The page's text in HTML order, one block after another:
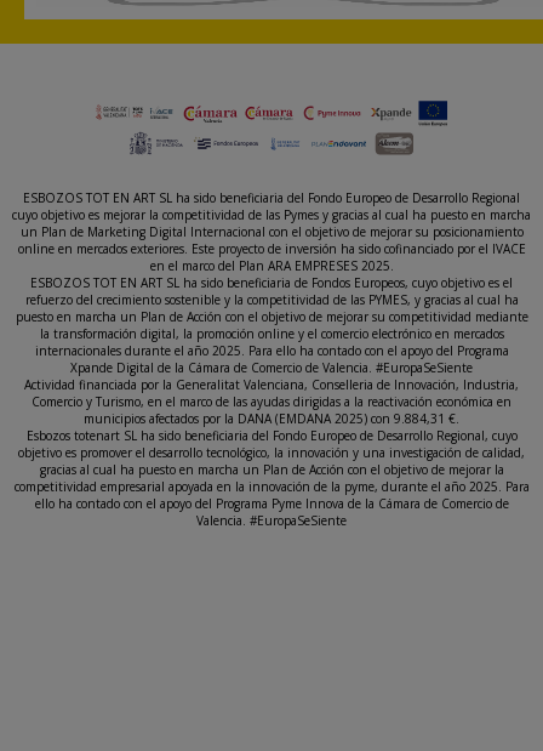
ESBOZOS TOT EN ART SL ha sido beneficiaria del Fondo Europeo de Desarrollo Regional
cuyo objetivo es mejorar la competitividad de las Pymes y gracias al cual ha puesto en marcha
un Plan de Marketing Digital Internacional con el objetivo de mejorar su posicionamiento
online en mercados exteriores. Este proyecto de inversión ha sido cofinanciado por el IVACE
en el marco del Plan ARA EMPRESES 2025.
ESBOZOS TOT EN ART SL ha sido beneficiaria de Fondos Europeos, cuyo objetivo es el
refuerzo del crecimiento sostenible y la competitividad de las PYMES, y gracias al cual ha
puesto en marcha un Plan de Acción con el objetivo de mejorar su competitividad mediante
la transformación digital, la promoción online y el comercio electrónico en mercados
internacionales durante el año 2025. Para ello ha contado con el apoyo del Programa
Xpande Digital de la Cámara de Comercio de Valencia. #EuropaSeSiente
Actividad financiada por la Generalitat Valenciana, Conselleria de Innovación, Industria,
Comercio y Turismo, en el marco de las ayudas dirigidas a la reactivación económica en
municipios afectados por la DANA (EMDANA 2025) con 9.884,31 €.
Esbozos totenart SL ha sido beneficiaria del Fondo Europeo de Desarrollo Regional, cuyo
objetivo es promover el desarrollo tecnológico, la innovación y una investigación de calidad,
gracias al cual ha puesto en marcha un Plan de Acción con el objetivo de mejorar la
competitividad empresarial apoyada en la innovación de la pyme, durante el año 2025. Para
ello ha contado con el apoyo del Programa Pyme Innova de la Cámara de Comercio de
Valencia. #EuropaSeSiente